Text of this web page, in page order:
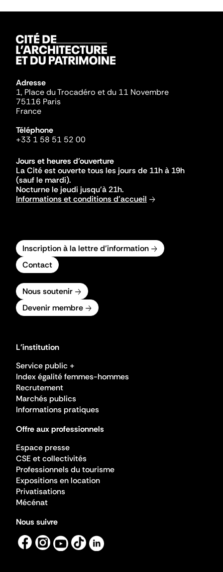
Adresse
1, Place du Trocadéro et du 11 Novembre
75116 Paris
France
Téléphone
+33 1 58 51 52 00
Jours et heures d'ouverture
La Cité est ouverte tous les jours de 11h à 19h
(sauf le mardi).
Nocturne le jeudi jusqu'à 21h.
Informations et conditions d'accueil
Inscription à la lettre d'information
Contact
Nous soutenir
Devenir membre
L'institution
Service public +
Index égalité femmes-hommes
Recrutement
Marchés publics
Informations pratiques
Offre aux professionnels
Espace presse
CSE et collectivités
Professionnels du tourisme
Expositions en location
Privatisations
Mécénat
Nous suivre